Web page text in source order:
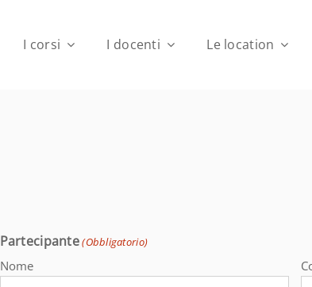
I corsi I docenti Le location
Partecipante(Obbligatorio)
Nome